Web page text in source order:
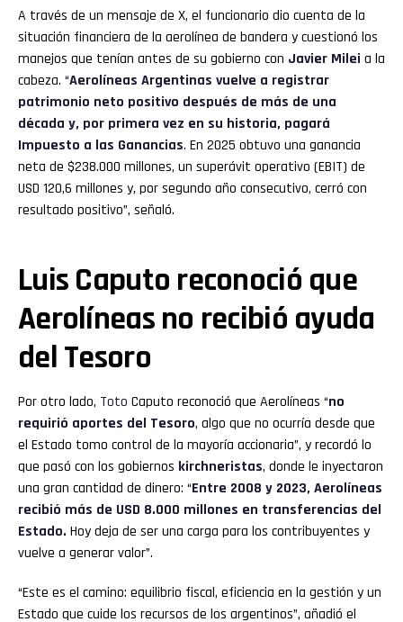
A través de un mensaje de X, el funcionario dio cuenta de la
situación financiera de la aerolínea de bandera y cuestionó los
manejos que tenían antes de su gobierno con Javier Milei a la
cabeza. “Aerolíneas Argentinas vuelve a registrar
patrimonio neto positivo después de más de una
década y, por primera vez en su historia, pagará
Impuesto a las Ganancias. En 2025 obtuvo una ganancia
neta de $238.000 millones, un superávit operativo (EBIT) de
USD 120,6 millones y, por segundo año consecutivo, cerró con
resultado positivo”, señaló.
Luis Caputo reconoció que
Aerolíneas no recibió ayuda
del Tesoro
Por otro lado, Toto Caputo reconoció que Aerolíneas “no
requirió aportes del Tesoro, algo que no ocurría desde que
el Estado tomo control de la mayoría accionaria”, y recordó lo
que pasó con los gobiernos kirchneristas, donde le inyectaron
una gran cantidad de dinero: “Entre 2008 y 2023, Aerolíneas
recibió más de USD 8.000 millones en transferencias del
Estado. Hoy deja de ser una carga para los contribuyentes y
vuelve a generar valor”.
“Este es el camino: equilibrio fiscal, eficiencia en la gestión y un
Estado que cuide los recursos de los argentinos”, añadió el